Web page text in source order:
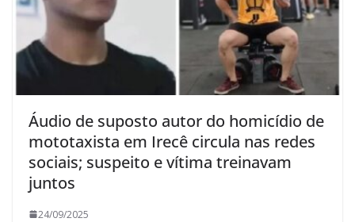
Áudio de suposto autor do homicídio de
mototaxista em Irecê circula nas redes
sociais; suspeito e vítima treinavam
juntos
24/09/2025